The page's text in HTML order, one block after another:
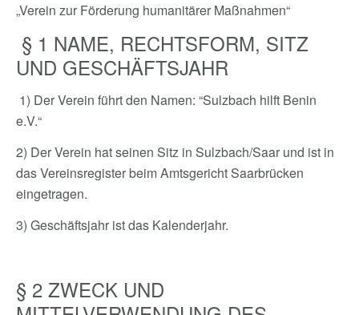
„Verein zur Förderung humanitärer Maßnahmen“
§ 1 NAME, RECHTSFORM, SITZ
UND GESCHÄFTSJAHR
1) Der Verein führt den Namen: “Sulzbach hilft Benin
e.V.“
2) Der Verein hat seinen Sitz in Sulzbach/Saar und ist in
das Vereinsregister beim Amtsgericht Saarbrücken
eingetragen.
3) Geschäftsjahr ist das Kalenderjahr.
§ 2 ZWECK UND